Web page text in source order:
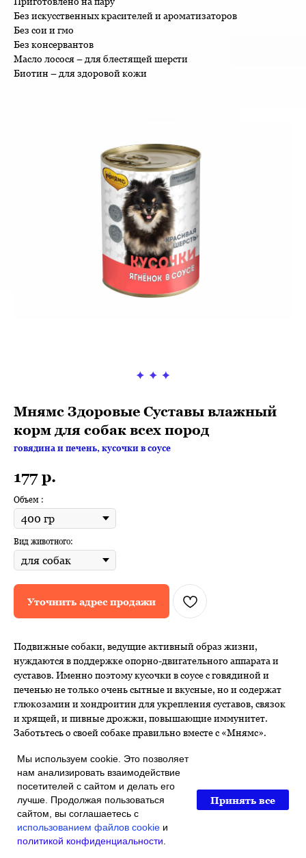
Без искусственных красителей и ароматизаторов
Без сои и гмо
Без консервантов
Масло лосося – для блестящей шерсти
Биотин – для здоровой кожи
Мнямс Здоровые Суставы влажный
корм для собак всех пород
говядина и печень, кусочки в соусе
177 р.
Объем :
Вид животного:
Уточнить адрес продажи
Подвижные собаки, ведущие активный образ жизни,
нуждаются в поддержке опорно-двигательного аппарата и
суставов. Именно поэтому кусочки в соусе с говядиной и
печенью не только очень сытные и вкусные, но и содержат
глюкозамин и хондроитин для укрепления суставов, связок
и хрящей, и пивные дрожжи, повышающие иммунитет.
Заботьтесь о своей собаке правильно вместе с «Мнямс».
Без искусственных красителей и ароматизаторов
Без сои и гмо
Без консервантов
Глюкозамин – для укрепления суставов
Хондроитин – для эластичности связок и хрящей
Пивные дрожжи – для повышения иммунитета
Мы используем cookie. Это позволяет
нам анализировать взаимодействие
посетителей с сайтом и делать его
лучше. Продолжая пользоваться
сайтом, вы соглашаетесь с
использованием файлов cookie и
политикой конфиденциальности
Принять все